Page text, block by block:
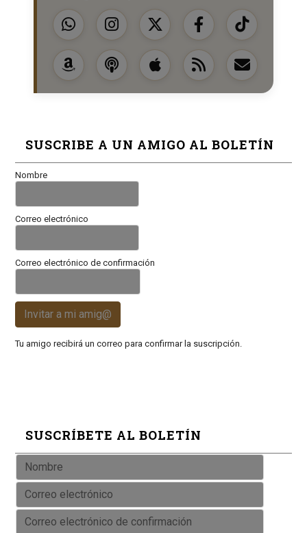
SUSCRIBE A UN AMIGO AL BOLETÍN
Nombre
Correo electrónico
Correo electrónico de confirmación
Invitar a mi amig@
Tu amigo recibirá un correo para confirmar la suscripción.
SUSCRÍBETE AL BOLETÍN